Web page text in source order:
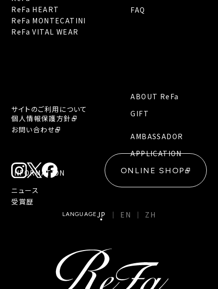
FAQ
ReFa HEART
ReFa MONTECATINI
ReFa VITAL WEAR
INFORMATION
ニュース
受賞歴
ABOUT ReFa
GIFT
AMBASSADOR
APPLICATION
サイトのご利用について
個人情報保護方針
お問い合わせ
ONLINE SHOP
LANGUAGEJP EN ZH